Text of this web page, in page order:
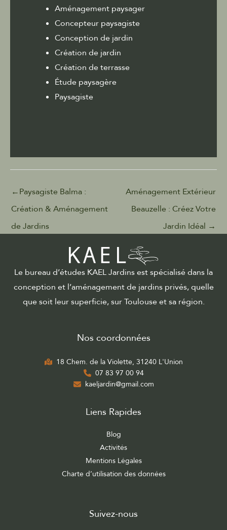
Aménagement paysager
Concepteur paysagiste
Conception de jardin
Création de jardin
Création de terrasse
Étude paysagère
Paysagiste
←Paysagiste Balma :
Création & Aménagement
de Jardins
Aménagement Extérieur
Beauzelle : Créez Votre
Jardin Idéal →
Le bureau d’études KAEL Jardins est spécialisé dans la
conception et l’aménagement de jardins privés, quelle
que soit leur superficie, sur Toulouse et sa région.
Nos coordonnées
18 Chem. de la Violette, 31240 L'Union
07 83 97 00 94
kaeljardin@gmail.com
Liens Rapides
Blog
Activités
Mentions Légales
Charte d’utilisation des données
Suivez-nous